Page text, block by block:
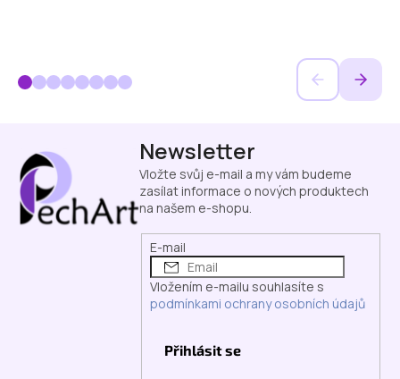
Newsletter
Vložte svůj e-mail a my vám budeme
zasílat informace o nových produktech
na našem e-shopu.
E-mail
Vložením e-mailu souhlasíte s
podmínkami ochrany osobních údajů
Přihlásit se